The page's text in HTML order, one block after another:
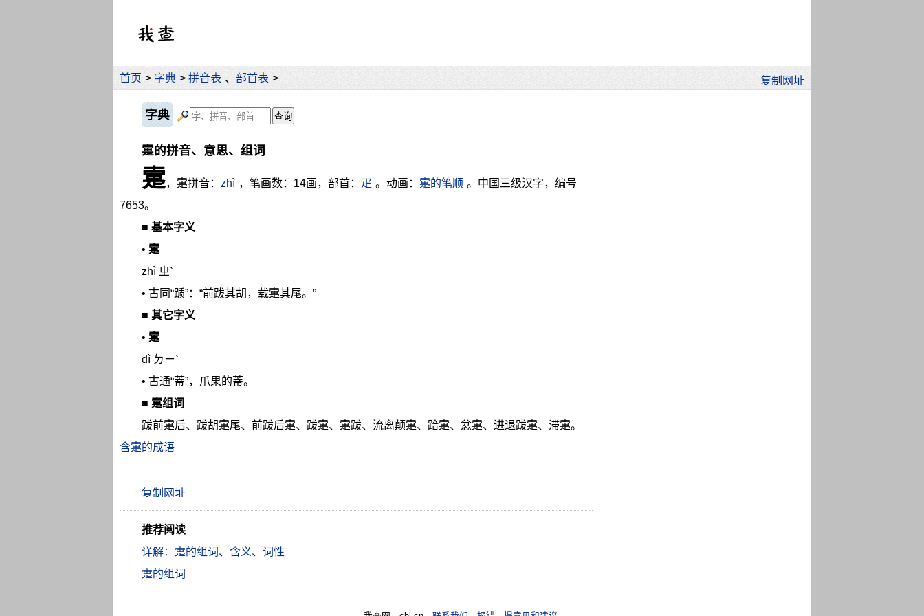
首页 > 字典 > 拼音表 、 部首表 >
字典
疐的拼音、意思、组词
疐，疐拼音： zhì ，笔画数：14画，部首： 疋 。动画： 疐的笔顺 。中国三级汉字，编号
7653。
■ 基本字义
• 疐
zhì ㄓˋ
• 古同“踬”：“前跋其胡，载疐其尾。”
■ 其它字义
• 疐
dì ㄉㄧˋ
• 古通“蒂”，爪果的蒂。
■ 疐组词
跋前疐后、跋胡疐尾、前跋后疐、跋疐、疐跋、流离颠疐、跲疐、忿疐、进退跋疐、滞疐。
含疐的成语
推荐阅读
详解：疐的组词、含义、词性
疐的组词